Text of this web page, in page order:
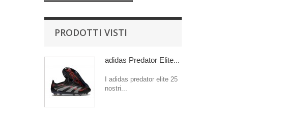
PRODOTTI VISTI
adidas Predator Elite...
I adidas predator elite 25
nostri...